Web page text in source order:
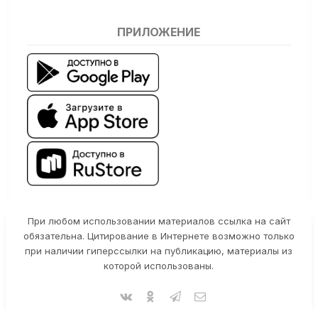
ПРИЛОЖЕНИЕ
При любом использовании материалов ссылка на сайт
обязательна. Цитирование в Интернете возможно только
при наличии гиперссылки на публикацию, материалы из
которой использованы.